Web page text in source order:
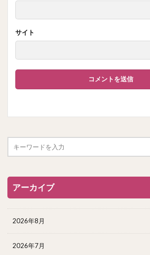
サイト
アーカイブ
2026年8月
2026年7月